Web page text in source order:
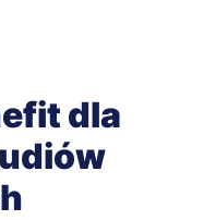
dla